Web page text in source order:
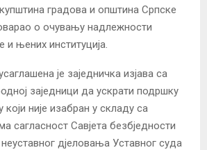
градова и општина Српске
о очувању надлежности
и њених институција.
је заједничка изјава са
заједници да ускрати подршку
који није изабран у складу са
сагласност Савјета безбједности
дјеловања Уставног суда